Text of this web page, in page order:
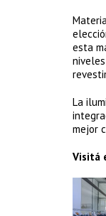
esta
La
mejor
Visitá